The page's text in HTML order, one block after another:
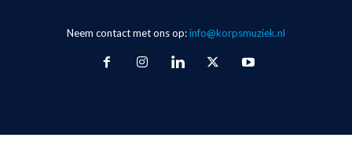
Neem contact met ons op:info@korpsmuziek.nl